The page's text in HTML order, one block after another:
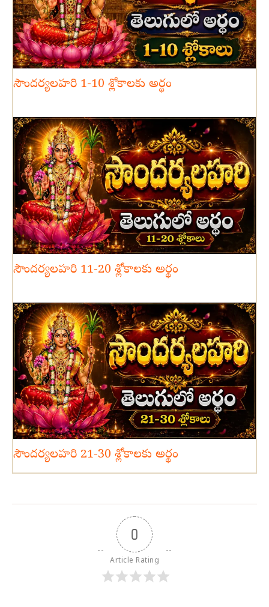
సౌందర్యలహరి 1-10 శ్లోకాలకు అర్థం
సౌందర్యలహరి 11-20 శ్లోకాలకు అర్థం
సౌందర్యలహరి 21-30 శ్లోకాలకు అర్థం
0
Article Rating